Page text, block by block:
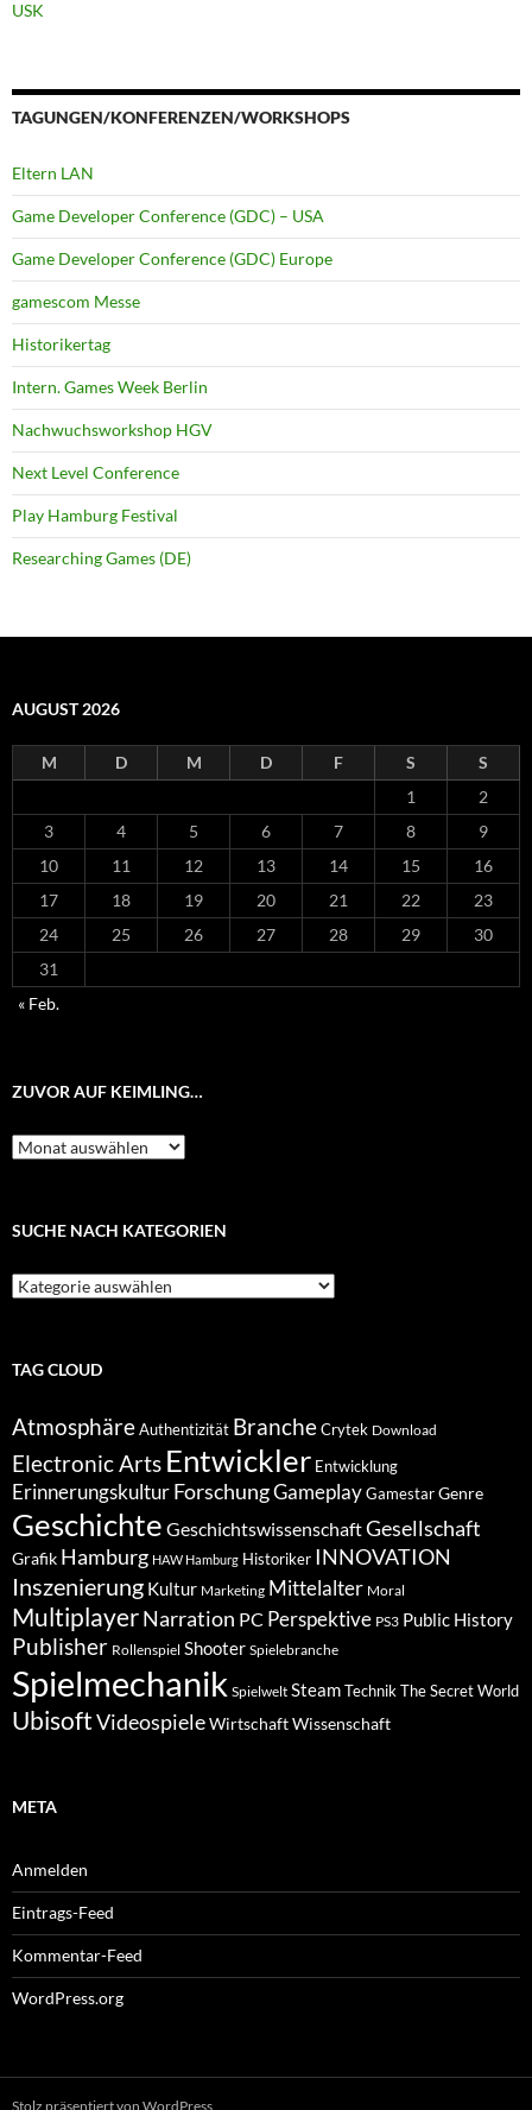
USK
TAGUNGEN/KONFERENZEN/WORKSHOPS
Eltern LAN
Game Developer Conference (GDC) – USA
Game Developer Conference (GDC) Europe
gamescom Messe
Historikertag
Intern. Games Week Berlin
Nachwuchsworkshop HGV
Next Level Conference
Play Hamburg Festival
Researching Games (DE)
AUGUST 2026
M D M D F S
S
1
2
3
4 5 6 7 8
9
10
11 12 13 14 15
16
17
18 19 20 21 22
23
24
25 26 27 28 29
30
31
« Feb.
ZUVOR AUF KEIMLING…
Zuvor
auf
SUCHE NACH KATEGORIEN
Suche
nach
TAG CLOUD
Atmosphäre Authentizität Branche Crytek Download
Electronic Arts Entwickler Entwicklung
Erinnerungskultur ForschungGameplay Gamestar Genre
Geschichte GeschichtswissenschaftGesellschaft
Grafik Hamburg HAW Hamburg Historiker INNOVATION
Inszenierung Kultur Marketing Mittelalter Moral
MultiplayerNarration PC Perspektive PS3 Public History
Publisher Rollenspiel Shooter Spielebranche
Spielmechanik Spielwelt Steam Technik The Secret World
UbisoftVideospieleWirtschaftWissenschaft
META
Anmelden
Eintrags-Feed
Kommentar-Feed
WordPress.org
Stolz präsentiert von WordPress